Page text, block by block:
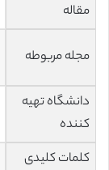
مقاله
مجله مربوطه
دانشگاه تهیه
کننده
کلمات کلیدی